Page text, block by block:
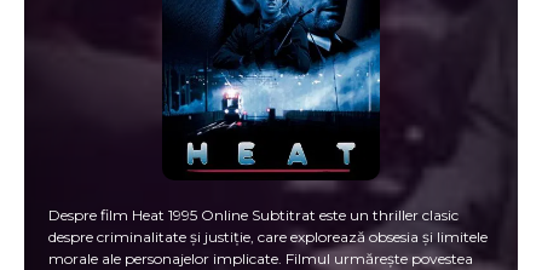
Despre film Heat 1995 Online Subtitrat este un thriller clasic
despre criminalitate și justiție, care explorează obsesia și limitele
morale ale personajelor implicate. Filmul urmărește povestea